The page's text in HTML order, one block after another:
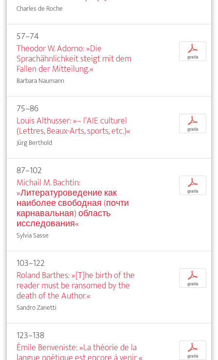
Charles de Roche
57–74
Theodor W. Adorno: »Die
Sprachähnlichkeit steigt mit dem
Fallen der Mitteilung.«
Barbara Naumann
p
gratis
75–86
Louis Althusser: »– l’AIE culturel
(Lettres, Beaux-Arts, sports, etc.)«
Jürg Berthold
p
gratis
87–102
Michail M. Bachtin:
»Литературоведение как
наиболее свободная (почти
карнавальная) область
исследования«
Sylvia Sasse
p
gratis
103–122
Roland Barthes: »[T]he birth of the
reader must be ransomed by the
death of the Author.«
Sandro Zanetti
p
gratis
123–138
Émile Benveniste: »La théorie de la
p
gratis